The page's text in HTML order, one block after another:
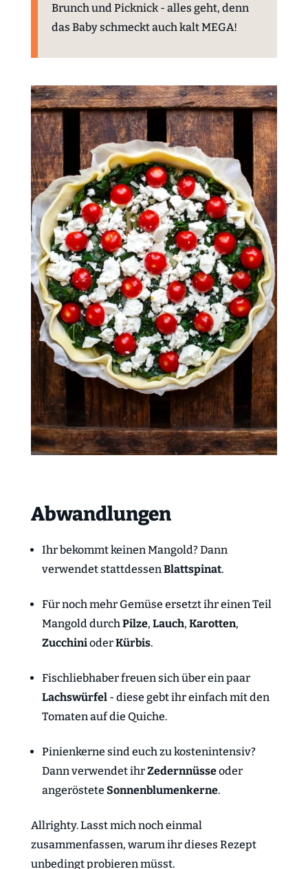
Brunch und Picknick - alles geht, denn
das Baby schmeckt auch kalt MEGA!
Abwandlungen
Ihr bekommt keinen Mangold? Dann
verwendet stattdessenBlattspinat.
Für noch mehr Gemüse ersetzt ihr einen Teil
Mangold durchPilze, Lauch, Karotten,
ZucchinioderKürbis.
Fischliebhaber freuen sich über ein paar
Lachswürfel- diese gebt ihr einfach mit den
Tomaten auf die Quiche.
Pinienkerne sind euch zu kostenintensiv?
Dann verwendet ihrZedernnüsseoder
angeröstete Sonnenblumenkerne.
Allrighty. Lasst mich noch einmal
zusammenfassen, warum ihr dieses Rezept
unbedingt probieren müsst.